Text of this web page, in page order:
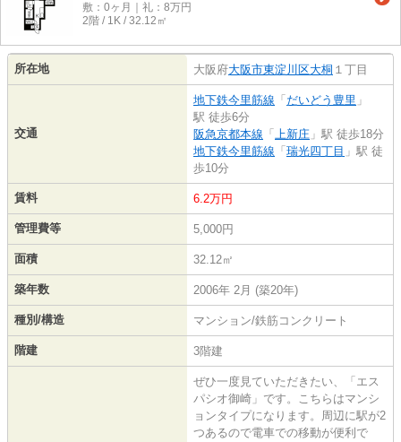
敷：0ヶ月｜礼：8万円
2階 / 1K / 32.12㎡
所在地 大阪府大阪市東淀川区大桐 １丁目
交通
地下鉄今里筋線 「 だいどう豊里 」
駅 徒歩6分
阪急京都本線 「 上新庄 」駅 徒歩18分
地下鉄今里筋線 「 瑞光四丁目 」駅 徒
歩10分
賃料 6.2万円
管理費等 5,000円
面積 32.12㎡
築年数 2006年 2月 (築20年)
種別/構造 マンション/鉄筋コンクリート
階建 3階建
ぜひ一度見ていただきたい、「エス
パシオ御崎」です。こちらはマンシ
ョンタイプになります。周辺に駅が2
つあるので電車での移動が便利で